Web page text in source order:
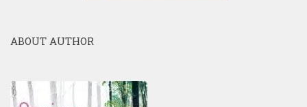
ABOUT AUTHOR